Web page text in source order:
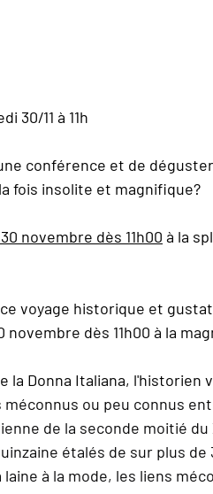
30/11 à 11h
conférence et de
fois insolite et magnifique?
novembre dès 11h00 à la
voyage historique et
dès 11h00 à la
la Donna Italiana, l'historien
ou peu connus
de la seconde moitié
étalés de sur plus
à la mode, les liens